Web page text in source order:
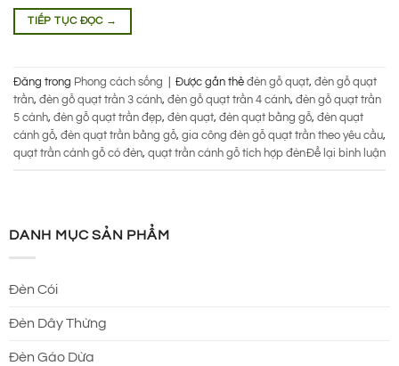
TIẾP TỤC ĐỌC →
Đăng trong Phong cách sống Được gắn thẻ đèn gỗ quạt, đèn gỗ quạt
trần, đèn gỗ quạt trần 3 cánh, đèn gỗ quạt trần 4 cánh, đèn gỗ quạt trần
5 cánh, đèn gỗ quạt trần đẹp, đèn quạt, đèn quạt bằng gỗ, đèn quạt
cánh gỗ, đèn quạt trần bằng gỗ, gia công đèn gỗ quạt trần theo yêu cầu,
quạt trần cánh gỗ có đèn, quạt trần cánh gỗ tích hợp đènĐể lại bình luận
DANH MỤC SẢN PHẨM
Đèn Cói
Đèn Dây Thừng
Đèn Gáo Dừa